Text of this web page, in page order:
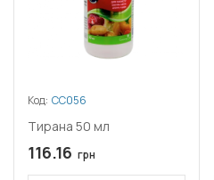
Код: СС056
Тирана 50 мл
116.16 грн